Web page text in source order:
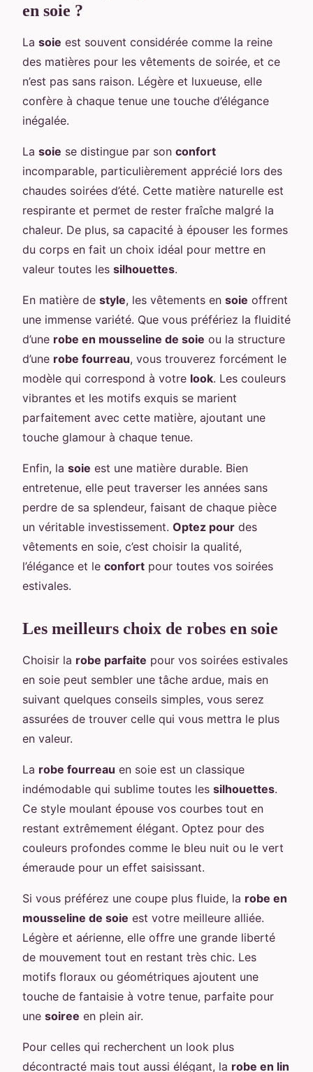
en soie ?
La soie est souvent considérée comme la reine
des matières pour les vêtements de soirée, et ce
n’est pas sans raison. Légère et luxueuse, elle
confère à chaque tenue une touche d’élégance
inégalée.
La soie se distingue par son confort
incomparable, particulièrement apprécié lors des
chaudes soirées d’été. Cette matière naturelle est
respirante et permet de rester fraîche malgré la
chaleur. De plus, sa capacité à épouser les formes
du corps en fait un choix idéal pour mettre en
valeur toutes les silhouettes.
En matière de style, les vêtements en soie offrent
une immense variété. Que vous préfériez la fluidité
d’une robe en mousseline de soie ou la structure
d’une robe fourreau, vous trouverez forcément le
modèle qui correspond à votre look. Les couleurs
vibrantes et les motifs exquis se marient
parfaitement avec cette matière, ajoutant une
touche glamour à chaque tenue.
Enfin, la soie est une matière durable. Bien
entretenue, elle peut traverser les années sans
perdre de sa splendeur, faisant de chaque pièce
un véritable investissement. Optez pour des
vêtements en soie, c’est choisir la qualité,
l’élégance et le confort pour toutes vos soirées
estivales.
Les meilleurs choix de robes en soie
Choisir la robe parfaite pour vos soirées estivales
en soie peut sembler une tâche ardue, mais en
suivant quelques conseils simples, vous serez
assurées de trouver celle qui vous mettra le plus
en valeur.
La robe fourreau en soie est un classique
indémodable qui sublime toutes les silhouettes.
Ce style moulant épouse vos courbes tout en
restant extrêmement élégant. Optez pour des
couleurs profondes comme le bleu nuit ou le vert
émeraude pour un effet saisissant.
Si vous préférez une coupe plus fluide, la robe en
mousseline de soie est votre meilleure alliée.
Légère et aérienne, elle offre une grande liberté
de mouvement tout en restant très chic. Les
motifs floraux ou géométriques ajoutent une
touche de fantaisie à votre tenue, parfaite pour
une soiree en plein air.
Pour celles qui recherchent un look plus
décontracté mais tout aussi élégant, la robe en lin